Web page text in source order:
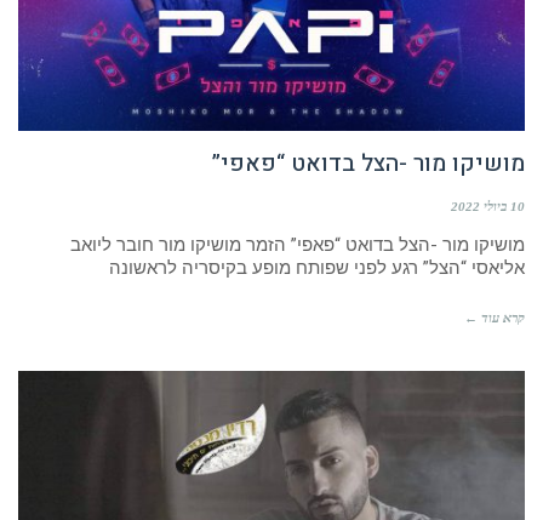
מושיקו מור -הצל בדואט “פאפי”
10 ביולי 2022
מושיקו מור -הצל בדואט “פאפי” הזמר מושיקו מור חובר ליואב
אליאסי “הצל” רגע לפני שפותח מופע בקיסריה לראשונה
קרא עוד ←